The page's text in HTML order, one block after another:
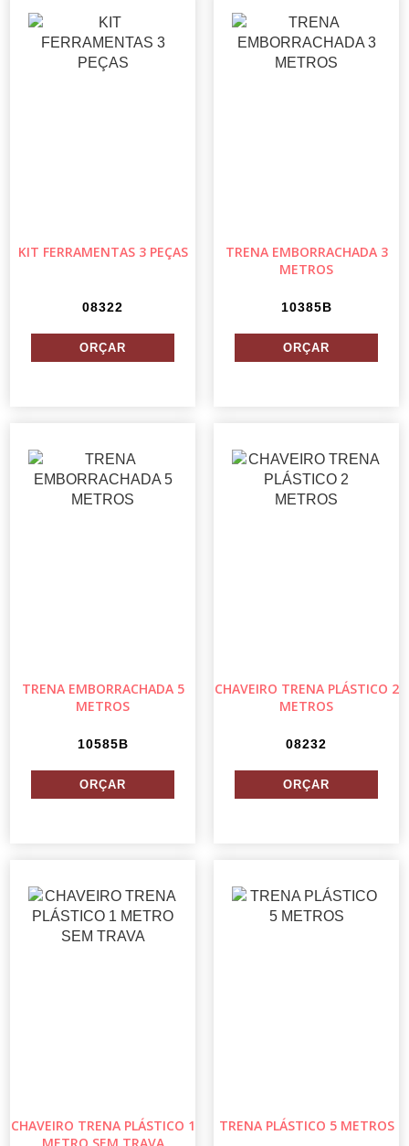
KIT FERRAMENTAS 3 PEÇAS
08322
TRENA EMBORRACHADA 3
METROS
10385B
TRENA EMBORRACHADA 5
METROS
10585B
CHAVEIRO TRENA PLÁSTICO 2
METROS
08232
CHAVEIRO TRENA PLÁSTICO 1
TRENA PLÁSTICO 5 METROS